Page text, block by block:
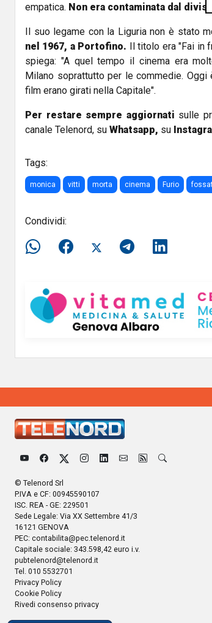
empatica. Non era contaminata dal
Il suo legame con la Liguria non è stato
nel 1967, a Portofino. Il titolo era "Fai in
spiega: "A quel tempo il cinema era
Milano soprattutto per le commedie.
film erano girati nella Capitale".
Per restare sempre aggiornati sulle
canale Telenord, su Whatsapp, su
Tags:
monica vitti morta cinema Furio
Condividi:
© Telenord Srl
P.IVA e CF: 00945590107
ISC. REA - GE: 229501
Sede Legale: Via XX Settembre 41/3
16121 GENOVA
PEC: contabilita@pec.telenord.it
Capitale sociale: 343.598,42 euro i.v.
pubtelenord@telenord.it
Tel. 010 5532701
Privacy Policy
Cookie Policy
Rivedi consenso privacy